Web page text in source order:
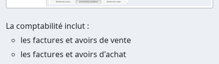
La comptabilité inclut :
les factures et avoirs de vente
les factures et avoirs d'achat